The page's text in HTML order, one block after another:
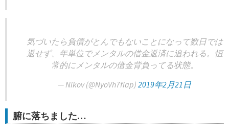
気づいたら負債がとんでもないことになって数日では
返せず、年単位でメンタルの借金返済に追われる。恒
常的にメンタルの借金背負ってる状態。
— Nikov (@NyoVh7fiap) 2019年2月21日
腑に落ちました…